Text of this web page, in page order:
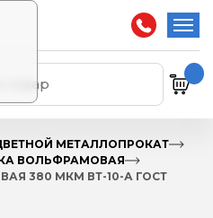
МЕТАЛЛОПРОКАТ
ВОЛЬФРАМОВАЯ
380 МКМ ВТ-10-А ГОСТ